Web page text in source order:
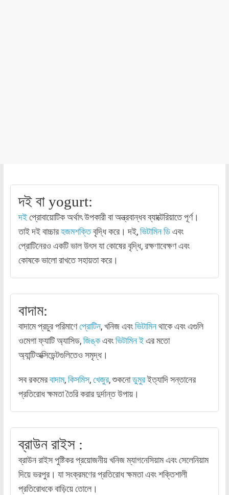
দই বা yogurt:
দইপ্রোবায়োটিক অর্থাৎ উপকারী বা অন্ত্রবান্ধব ব্যাক্টেরিয়াতে পূর্ণ।
তাই দই বাচ্চারহজমশক্তিবৃদ্ধি করে। দই,ভিটামিন ডিএবং
প্রোটিনেরও একটি ভাল উৎস যা কোষের বৃদ্ধি, রক্ষণাবেক্ষণ এবং
কোষকে ভালো রাখতে সহায়তা করে।
বাদাম:
বাদামে প্রচুর পরিমাণেপ্রোটিন, খনিজ এবংভিটামিনথাকে এবং এগুলি
ওমেগা ফ্যাটি অ্যাসিড,জিঙ্কএবংভিটামিন ইএর মতো
অ্যান্টিঅক্সিডেন্টগুলিতেও সমৃদ্ধ।
সব রকমেরবাদাম,কিসমিস,খেজুর, শুকনোডুমুরইত্যাদি সন্তানের
প্রতিরোধ ক্ষমতা তৈরি করার দুর্দান্ত উপায়।
ব্রাউন রাইস :
ব্রাউন রাইস পুষ্টিকর প্রয়োজনীয় খনিজ ম্যাগনেসিয়াম এবং সেলেনিয়াম
দিয়ে ভরপুর। যা সংক্রমণের প্রতিরোধ ক্ষমতা এবং শক্তিশালী
প্রতিরোধকে বাড়িয়ে তোলে।